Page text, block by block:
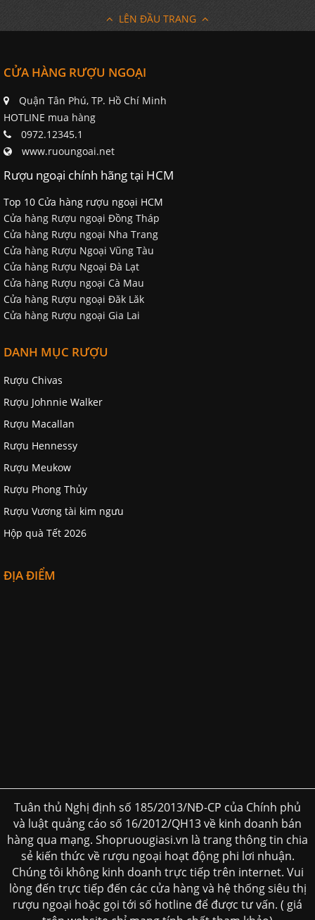
LÊN ĐẦU TRANG
CỬA HÀNG RƯỢU NGOẠI
Quận Tân Phú, TP. Hồ Chí Minh
HOTLINE mua hàng
0972.12345.1
www.ruoungoai.net
Rượu ngoại chính hãng tại HCM
Top 10 Cửa hàng rượu ngoại HCM
Cửa hàng Rượu ngoại Đồng Tháp
Cửa hàng Rượu ngoại Nha Trang
Cửa hàng Rượu Ngoại Vũng Tàu
Cửa hàng Rượu Ngoại Đà Lạt
Cửa hàng Rượu ngoại Cà Mau
Cửa hàng Rượu ngoại Đăk Lăk
Cửa hàng Rượu ngoại Gia Lai
DANH MỤC RƯỢU
Rượu Chivas
Rượu Johnnie Walker
Rượu Macallan
Rượu Hennessy
Rượu Meukow
Rượu Phong Thủy
Rượu Vương tài kim ngưu
Hộp quà Tết 2026
ĐỊA ĐIỂM
Tuân thủ Nghị định số 185/2013/NĐ-CP của Chính phủ
và luật quảng cáo số 16/2012/QH13 về kinh doanh bán
hàng qua mạng. Shopruougiasi.vn là trang thông tin chia
sẻ kiến thức về rượu ngoại hoạt động phi lơi nhuận.
Chúng tôi không kinh doanh trực tiếp trên internet. Vui
lòng đến trực tiếp đến các cửa hàng và hệ thống siêu thị
rượu ngoại hoặc gọi tới số hotline để được tư vấn. ( giá